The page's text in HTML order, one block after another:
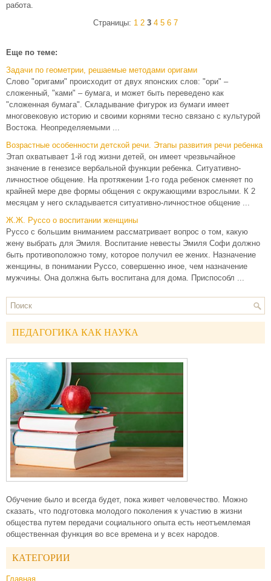
работа.
Страницы: 1 2 3 4 5 6 7
Еще по теме:
Задачи по геометрии, решаемые методами оригами
Слово "оригами" происходит от двух японских слов: "ори" –
сложенный, "ками" – бумага, и может быть переведено как
"сложенная бумага". Складывание фигурок из бумаги имеет
многовековую историю и своими корнями тесно связано с культурой
Востока. Неопределяемыми ...
Возрастные особенности детской речи. Этапы развития речи ребенка
Этап охватывает 1-й год жизни детей, он имеет чрезвычайное
значение в генезисе вербальной функции ребенка. Ситуативно-
личностное общение. На протяжении 1-го года ребенок сменяет по
крайней мере две формы общения с окружающими взрослыми. К 2
месяцам у него складывается ситуативно-личностное общение ...
Ж.Ж. Руссо о воспитании женщины
Руссо с большим вниманием рассматривает вопрос о том, какую
жену выбрать для Эмиля. Воспитание невесты Эмиля Софи должно
быть противоположно тому, которое получил ее жених. Назначение
женщины, в понимании Руссо, совершенно иное, чем назначение
мужчины. Она должна быть воспитана для дома. Приспособл ...
ПЕДАГОГИКА КАК НАУКА
Обучение было и всегда будет, пока живет человечество. Можно
сказать, что подготовка молодого поколения к участию в жизни
общества путем передачи социального опыта есть неотъемлемая
общественная функция во все времена и у всех народов.
КАТЕГОРИИ
Главная